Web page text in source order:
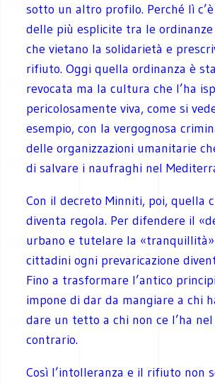
sotto un altro profilo. Perché lì
delle più esplicite tra le ordinanze
che vietano la solidarietà e
rifiuto. Oggi quella ordinanza è
revocata ma la cultura che l’ha
pericolosamente viva, come si
esempio, con la vergognosa
delle organizzazioni umanitarie
di salvare i naufraghi nel
Con il decreto Minniti, poi, quella
diventa regola. Per difendere il
urbano e tutelare la
cittadini ogni prevaricazione
Fino a trasformare l’antico
impone di dar da mangiare a chi
dare un tetto a chi non ce l’ha nel
contrario.
Così l’intolleranza e il rifiuto non